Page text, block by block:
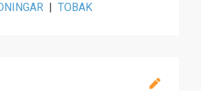
| TOBAK